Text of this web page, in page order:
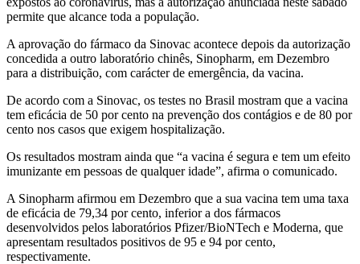
permite que alcance toda a população.
A aprovação do fármaco da Sinovac acontece depois da autorização
concedida a outro laboratório chinês, Sinopharm, em Dezembro
para a distribuição, com carácter de emergência, da vacina.
De acordo com a Sinovac, os testes no Brasil mostram que a vacina
tem eficácia de 50 por cento na prevenção dos contágios e de 80 por
cento nos casos que exigem hospitalização.
Os resultados mostram ainda que “a vacina é segura e tem um efeito
imunizante em pessoas de qualquer idade”, afirma o comunicado.
A Sinopharm afirmou em Dezembro que a sua vacina tem uma taxa
de eficácia de 79,34 por cento, inferior a dos fármacos
desenvolvidos pelos laboratórios Pfizer/BioNTech e Moderna, que
apresentam resultados positivos de 95 e 94 por cento,
respectivamente.